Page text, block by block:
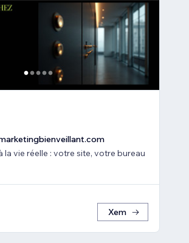
la vie réelle : votre site, votre bureau
Xem